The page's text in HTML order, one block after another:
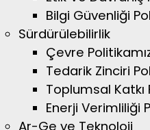
Bilgi Güvenliği
Sürdürülebilirlik
Çevre
Tedarik Zinciri
Toplumsal Katkı
Enerji Verimliliği
Ar-Ge ve Teknoloji